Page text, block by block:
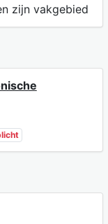
zijn vakgebied